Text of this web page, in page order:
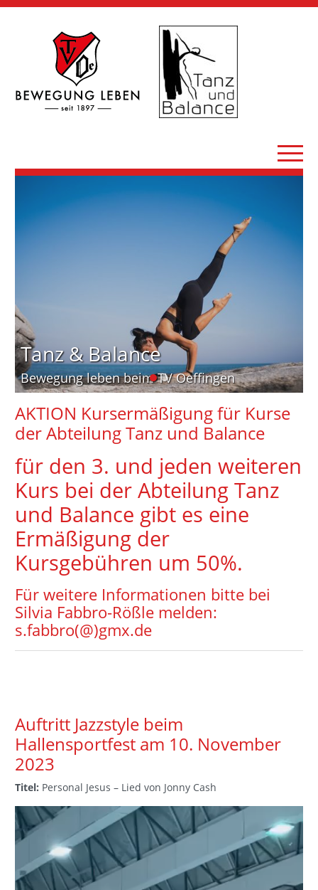
Tanz & Balance
Bewegung leben beim TV Oeffingen
AKTION Kursermäßigung für Kurse
der Abteilung Tanz und Balance
für den 3. und jeden weiteren
Kurs bei der Abteilung Tanz
und Balance gibt es eine
Ermäßigung der
Kursgebühren um 50%.
Für weitere Informationen bitte bei
Silvia Fabbro-Rößle melden:
s.fabbro(@)gmx.de
Auftritt Jazzstyle beim
Hallensportfest am 10. November
2023
Titel: Personal Jesus – Lied von Jonny Cash